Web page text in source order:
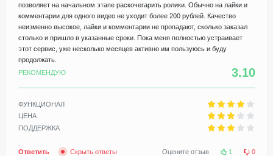
позволяет на начальном этапе раскочегарить ролики. Обычно на лайки и
комментарии для одного видео не уходит более 200 рублей. Качество
неизменно высокое, лайки и комментарии не пропадают, сколько заказал
столько и пришло в указанные сроки. Пока меня полностью устраивает
этот сервис, уже несколько месяцев активно им пользуюсь и буду
продолжать.
РЕКОМЕНДУЮ
3.10
ФУНКЦИОНАЛ
ЦЕНА
ПОДДЕРЖКА
Ответить Скрыть ответы Оцените отзыв 1 0